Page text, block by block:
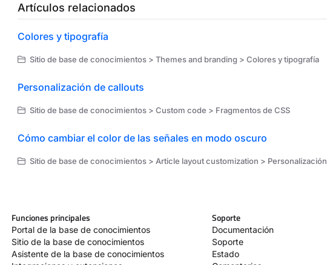
Artículos relacionados
Colores y tipografía
Sitio de base de conocimientos > Themes and branding > Colores y tipografía
Personalización de callouts
Sitio de base de conocimientos > Custom code > Fragmentos de CSS
Cómo cambiar el color de las señales en modo oscuro
Sitio de base de conocimientos > Article layout customization > Personalización
Funciones principales
Portal de la base de conocimientos
Sitio de la base de conocimientos
Asistente de la base de conocimientos
Soporte
Documentación
Soporte
Estado